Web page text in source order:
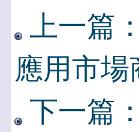
上一篇
應用市場
下一篇